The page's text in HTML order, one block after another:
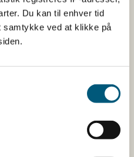
Du kan til enhver tid
ved at klikke på
der kan hjælpe jer
mad til jeres gæster.
i A4-format